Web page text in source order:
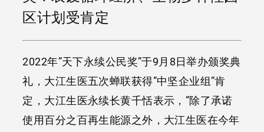
区计划受肯定
2022年”天下永续公民奖”于9月8日举办颁奖典
礼，大江生医五次蝉联获得”中坚企业组”肯
定，大江生医永续长黄千恬表示，”除了承诺
使用百分之百再生能源之外，大江生医在今年